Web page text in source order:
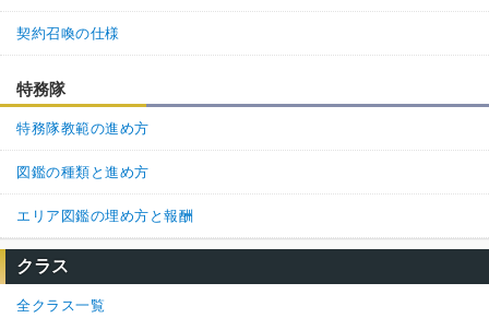
契約召喚の仕様
特務隊
特務隊教範の進め方
図鑑の種類と進め方
エリア図鑑の埋め方と報酬
クラス
全クラス一覧